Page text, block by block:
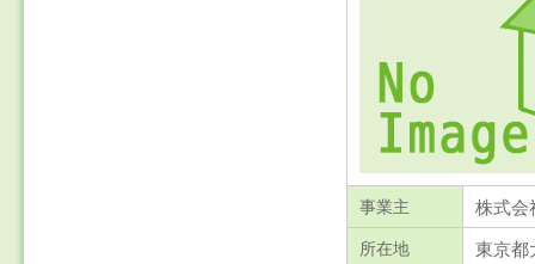
事業主 株式会
所在地 東京都